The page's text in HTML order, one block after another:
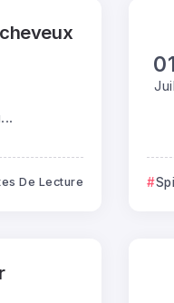
De Lecture
01
Juil